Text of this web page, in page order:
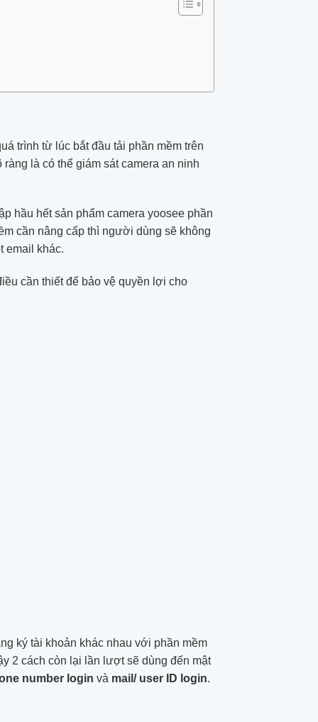
trình từ lúc bắt đầu tải phần mềm trên
là có thể giám sát camera an ninh
hầu hết sản phẩm camera yoosee phần
cần nâng cấp thì người dùng sẽ không
email khác.
cần thiết để bảo vệ quyền lợi cho
ký tài khoản khác nhau với phần mềm
2 cách còn lại lần lượt sẽ dùng đến mật
number login và mail/ user ID login.